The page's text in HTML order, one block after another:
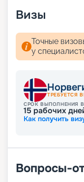
Визы
Точные
у
ТРЕБУЕТСЯ
СРОК ВЫПОЛНЕНИЯ
15 рабочих
Как получить
Вопросы-